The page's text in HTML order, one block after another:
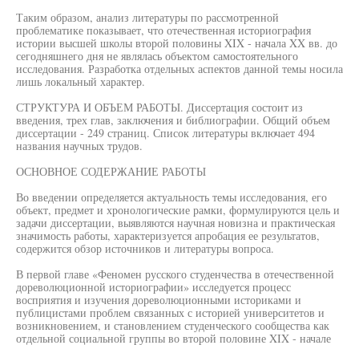
Таким образом, анализ литературы по рассмотренной
проблематике показывает, что отечественная историография
истории высшей школы второй половины XIX - начала XX вв. до
сегодняшнего дня не являлась объектом самостоятельного
исследования. Разработка отдельных аспектов данной темы носила
лишь локальный характер.
СТРУКТУРА И ОБЪЕМ РАБОТЫ. Диссертация состоит из
введения, трех глав, заключения и библиографии. Общий объем
диссертации - 249 страниц. Список литературы включает 494
названия научных трудов.
ОСНОВНОЕ СОДЕРЖАНИЕ РАБОТЫ
Во введении определяется актуальность темы исследования, его
объект, предмет и хронологические рамки, формулируются цель и
задачи диссертации, выявляются научная новизна и практическая
значимость работы, характеризуется апробация ее результатов,
содержится обзор источников и литературы вопроса.
В первой главе «Феномен русского студенчества в отечественной
дореволюционной историографии» исследуется процесс
восприятия и изучения дореволюционными историками и
публицистами проблем связанных с историей университетов и
возникновением, и становлением студенческого сообщества как
отдельной социальной группы во второй половине XIX - начале